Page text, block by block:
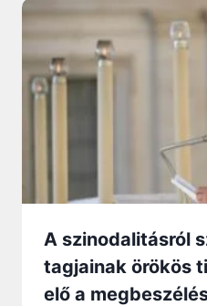
A szinodalitásról
tagjainak örökös
elő a